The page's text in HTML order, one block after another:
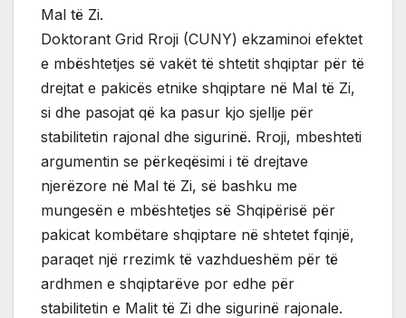
Mal të Zi.
Doktorant Grid Rroji (CUNY) ekzaminoi efektet
e mbështetjes së vakët të shtetit shqiptar për të
drejtat e pakicës etnike shqiptare në Mal të Zi,
si dhe pasojat që ka pasur kjo sjellje për
stabilitetin rajonal dhe sigurinë. Rroji, mbeshteti
argumentin se përkeqësimi i të drejtave
njerëzore në Mal të Zi, së bashku me
mungesën e mbështetjes së Shqipërisë për
pakicat kombëtare shqiptare në shtetet fqinjë,
paraqet një rrezimk të vazhdueshëm për të
ardhmen e shqiptarëve por edhe për
stabilitetin e Malit të Zi dhe sigurinë rajonale.